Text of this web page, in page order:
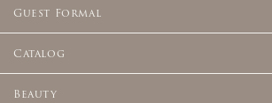
Guest Formal
Catalog
Beauty